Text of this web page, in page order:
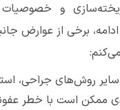
و
ادامه، برخی از عوارض
:
سایر روش‌های جراحی،
ممکن است با خطر